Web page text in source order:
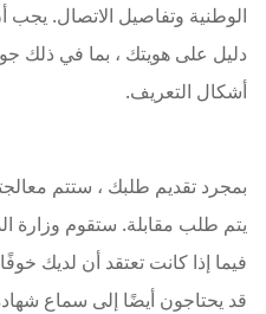
الوطنية وتفاصيل الاتصال. يجب
دليل على هويتك ، بما في ذلك
أشكال التعريف.
بمجرد تقديم طلبك ، ستتم
يتم طلب مقابلة. ستقوم وزارة
فيما إذا كانت تعتقد أن لديك
قد يحتاجون أيضًا إلى سماع